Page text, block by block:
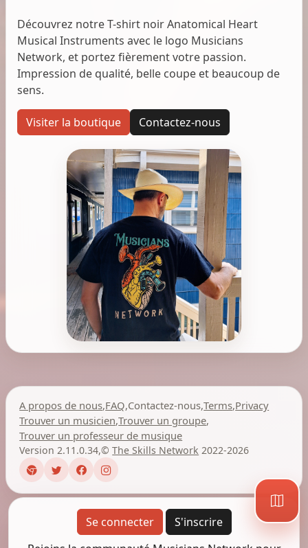
Découvrez notre T-shirt noir Anatomical Heart
Musical Instruments avec le logo Musicians
Network, et portez fièrement votre passion.
Impression de qualité, belle coupe et beaucoup de
sens.
Visiter la boutique Contactez-nous
A propos de nous,FAQ,Contactez-nous,Terms,Privacy
Trouver un musicien,Trouver un groupe,
Trouver un professeur de musique
Version 2.11.0.34,©The Skills Network 2022-2026
Se connecter
S'inscrire